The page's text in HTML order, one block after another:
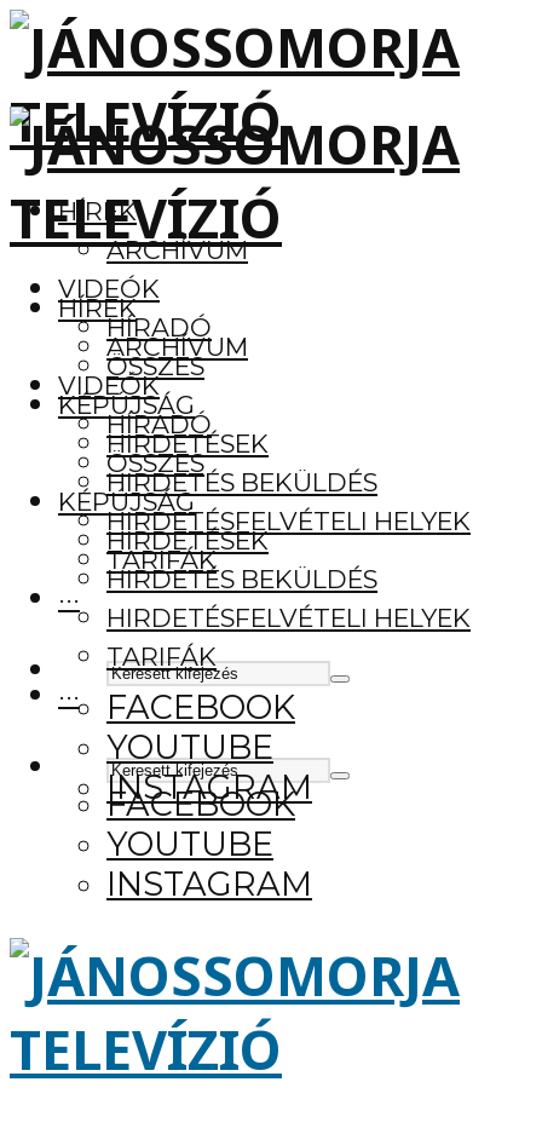
HÍREK
ARCHÍVUM
VIDEÓK
HÍRADÓ
ÖSSZES
KÉPÚJSÁG
HIRDETÉSEK
HIRDETÉS BEKÜLDÉS
HIRDETÉSFELVÉTELI HELYEK
TARIFÁK
···
FACEBOOK
YOUTUBE
INSTAGRAM
HÍREK
ARCHÍVUM
VIDEÓK
HÍRADÓ
ÖSSZES
KÉPÚJSÁG
HIRDETÉSEK
HIRDETÉS BEKÜLDÉS
HIRDETÉSFELVÉTELI HELYEK
TARIFÁK
···
FACEBOOK
YOUTUBE
INSTAGRAM